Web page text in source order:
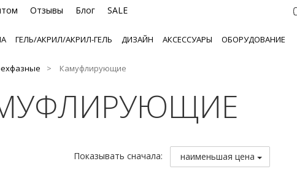
Отзывы Блог SALE
ГЕЛЬ/АКРИЛ/АКРИЛ-ГЕЛЬ ДИЗАЙН АКСЕССУАРЫ ОБОРУДОВАНИЕ
Камуфлирующие
Показывать сначала: наименьшая цена